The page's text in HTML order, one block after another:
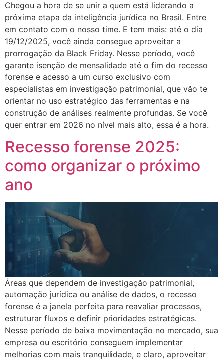
Chegou a hora de se unir a quem está liderando a
próxima etapa da inteligência jurídica no Brasil. Entre
em contato com o nosso time. E tem mais: até o dia
19/12/2025, você ainda consegue aproveitar a
prorrogação da Black Friday. Nesse período, você
garante isenção de mensalidade até o fim do recesso
forense e acesso a um curso exclusivo com
especialistas em investigação patrimonial, que vão te
orientar no uso estratégico das ferramentas e na
construção de análises realmente profundas. Se você
quer entrar em 2026 no nível mais alto, essa é a hora.
Recesso forense 2025:
como organizar o próximo
ano
Áreas que dependem de investigação patrimonial,
automação jurídica ou análise de dados, o recesso
forense é a janela perfeita para reavaliar processos,
estruturar fluxos e definir prioridades estratégicas.
Nesse período de baixa movimentação no mercado, sua
empresa ou escritório conseguem implementar
melhorias com mais tranquilidade, e claro, aproveitar